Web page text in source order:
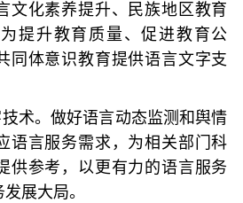
文化素养提升、民族地区教育
提升教育质量、促进教育公
同体意识教育提供语言文字支
术。做好语言动态监测和舆情
语言服务需求，为相关部门科
供参考，以更有力的语言服务
展大局。